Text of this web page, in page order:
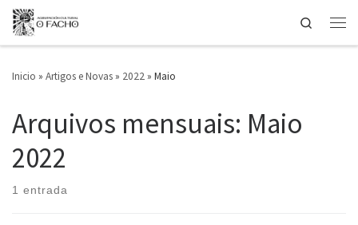
Saltar ao contido
Search
Inicio » Artigos e Novas » 2022 » Maio
Arquivos mensuais: Maio
2022
1 entrada